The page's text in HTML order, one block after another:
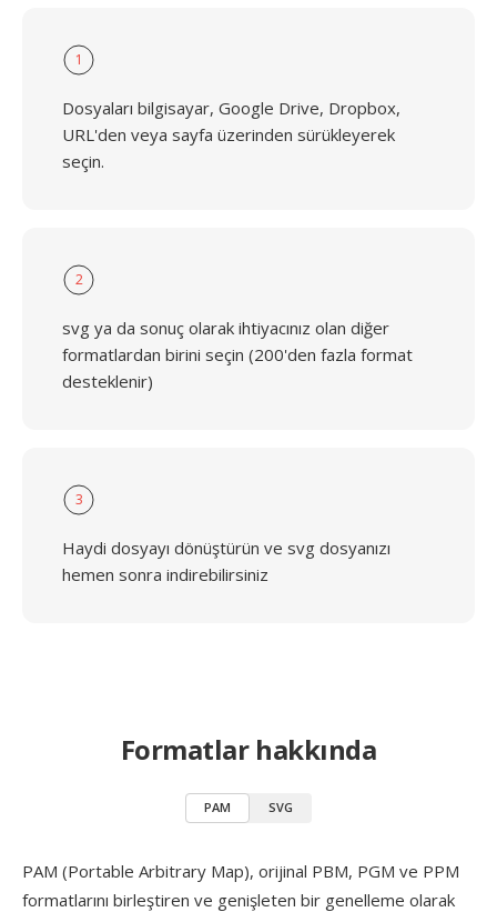
1
Dosyaları bilgisayar, Google Drive, Dropbox,
URL'den veya sayfa üzerinden sürükleyerek
seçin.
2
svg ya da sonuç olarak ihtiyacınız olan diğer
formatlardan birini seçin (200'den fazla format
desteklenir)
3
Haydi dosyayı dönüştürün ve svg dosyanızı
hemen sonra indirebilirsiniz
Formatlar hakkında
PAM SVG
PAM (Portable Arbitrary Map), orijinal PBM, PGM ve PPM
formatlarını birleştiren ve genişleten bir genelleme olarak